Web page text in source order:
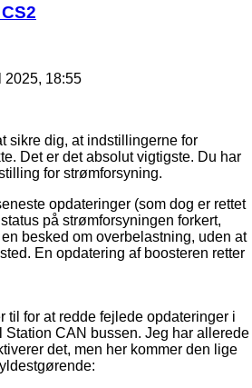
2025, 18:55
sikre dig, at indstillingerne for
Det er det absolut vigtigste. Du har
for strømforsyning.
opdateringer (som dog er rettet
på strømforsyningen forkert,
besked om overbelastning, uden at
En opdatering af boosteren retter
til for at redde fejlede opdateringer i
Station CAN bussen. Jeg har allerede
det, men her kommer den lige